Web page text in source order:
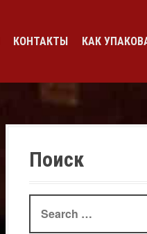
КОНТАКТЫ КАК
Поиск
Search
for: